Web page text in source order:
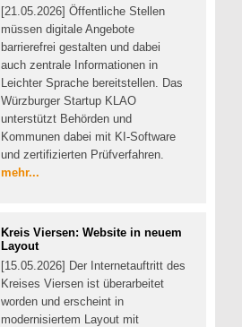
[21.05.2026] Öffentliche Stellen
müssen digitale Angebote
barrierefrei gestalten und dabei
auch zentrale Informationen in
Leichter Sprache bereitstellen. Das
Würzburger Startup KLAO
unterstützt Behörden und
Kommunen dabei mit KI-Software
und zertifizierten Prüfverfahren.
mehr...
Kreis Viersen: Website in neuem
Layout
[15.05.2026] Der Internetauftritt des
Kreises Viersen ist überarbeitet
worden und erscheint in
modernisiertem Layout mit